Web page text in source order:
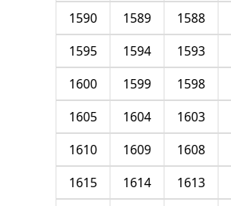
1588
1589
1590
1593
1594
1595
1598
1599
1600
1603
1604
1605
1608
1609
1610
1613
1614
1615